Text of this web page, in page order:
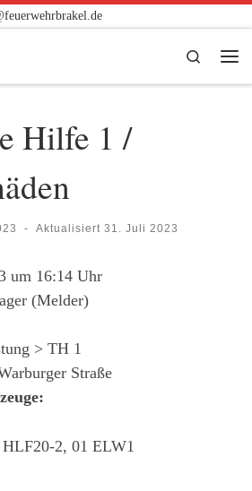
Search
Hilfe 1 /
- Aktualisiert 31. Juli 2023
um 16:14 Uhr
(Melder)
> TH 1
Straße
HLF20-2, 01 ELW1